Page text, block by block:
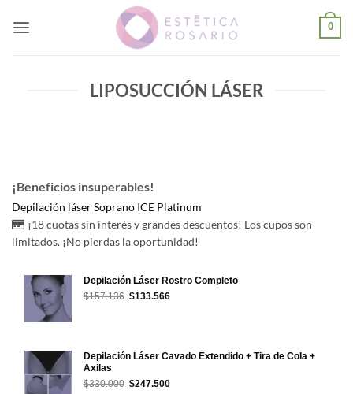
0
LIPOSUCCIÓN LÁSER
¡Beneficios insuperables!
Depilación láser Soprano ICE Platinum
¡18 cuotas sin interés y grandes descuentos! Los cupos son
limitados. ¡No pierdas la oportunidad!
Depilación Láser Rostro Completo
$157.136 El
$133.566El
Depilación Láser Cavado Extendido + Tira de Cola +
Axilas
$330.000 El
$247.500El